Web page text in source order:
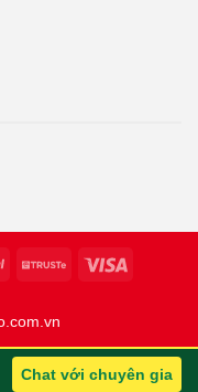
Chat với chuyên gia